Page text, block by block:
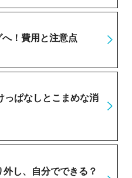
！費用と注意点
っぱなしとこまめな消
外し、自分でできる？